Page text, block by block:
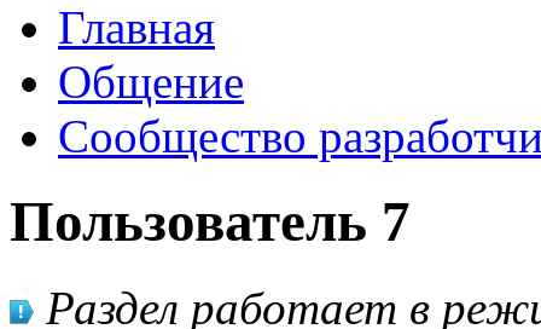
Главная
Общение
Сообщество
Пользователь 7
Раздел работает в